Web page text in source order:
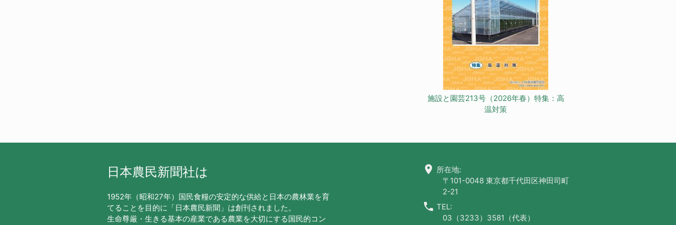
施設と園芸213号（2026年春）特集：高
温対策
日本農民新聞社は
1952年（昭和27年）国民食糧の安定的な供給と日本の農林業を育
てることを目的に「日本農民新聞」は創刊されました。
生命尊厳・生きる基本の産業である農業を大切にする国民的コン
location_on 所在地:
〒101-0048 東京都千代田区神田司町
2-21
call TEL:
03（3233）3581（代表）